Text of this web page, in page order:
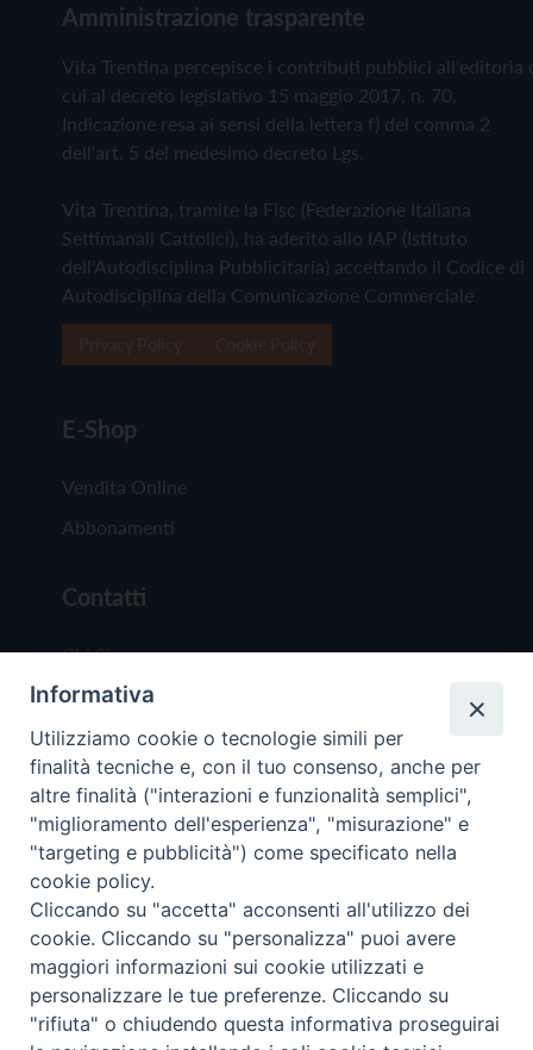
Amministrazione trasparente
Vita Trentina percepisce i contributi pubblici all'editoria
cui al decreto legislativo 15 maggio 2017, n. 70.
Indicazione resa ai sensi della lettera f) del comma 2
dell'art. 5 del medesimo decreto Lgs.
Vita Trentina, tramite la Fisc (Federazione Italiana
Settimanali Cattolici), ha aderito allo IAP (Istituto
dell'Autodisciplina Pubblicitaria) accettando il Codice di
Autodisciplina della Comunicazione Commerciale
E-Shop
Vendita Online
Abbonamenti
Contatti
Chi Siamo
Redazione
Scrivici
Copyright © 2019 - Tutti i diritti riservati - Vita
Trentina Editrice
Privacy Policy
Torna
Informativa
Utilizziamo cookie o tecnologie simili per
finalità tecniche e, con il tuo consenso, anche per
altre finalità ("interazioni e funzionalità semplici",
"miglioramento dell'esperienza", "misurazione" e
"targeting e pubblicità") come specificato nella
cookie policy.
Cliccando su "accetta" acconsenti all'utilizzo dei
cookie. Cliccando su "personalizza" puoi avere
maggiori informazioni sui cookie utilizzati e
personalizzare le tue preferenze. Cliccando su
"rifiuta" o chiudendo questa informativa proseguirai